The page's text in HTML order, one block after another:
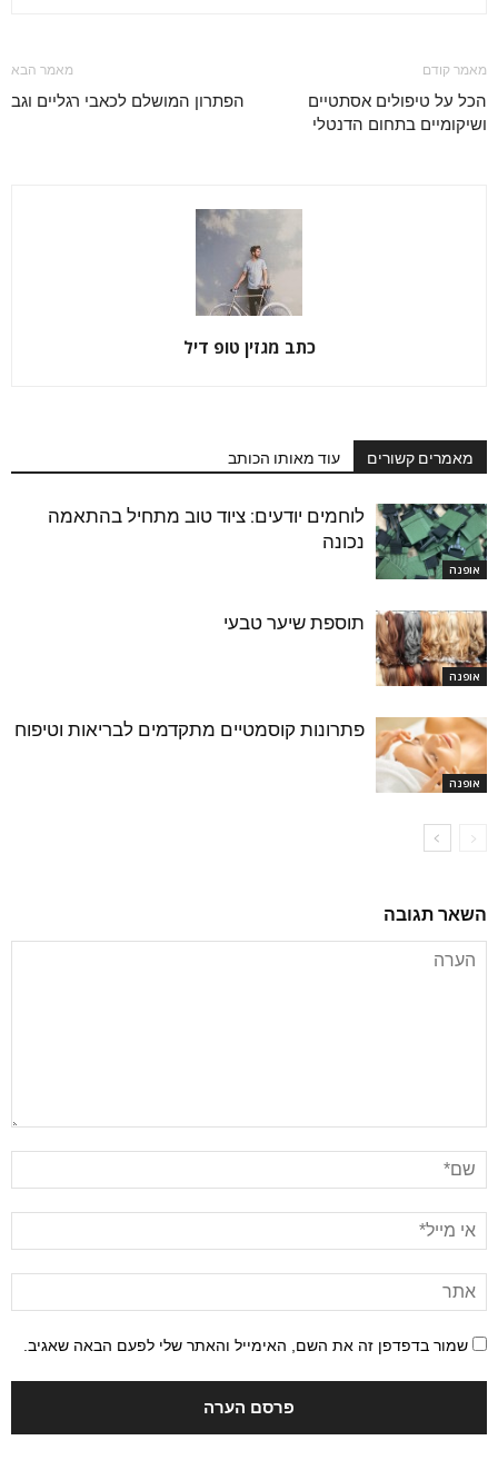
מאמר קודם
הכל על טיפולים אסתטיים
ושיקומיים בתחום הדנטלי
מאמר הבא
הפתרון המושלם לכאבי רגליים וגב
כתב מגזין טופ דיל
מאמרים קשורים עוד מאותו הכותב
אופנה
לוחמים יודעים: ציוד טוב מתחיל בהתאמה
נכונה
אופנה
תוספת שיער טבעי
אופנה
פתרונות קוסמטיים מתקדמים לבריאות וטיפוח
השאר תגובה
שמור בדפדפן זה את השם, האימייל והאתר שלי לפעם הבאה שאגיב.